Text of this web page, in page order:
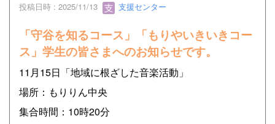
投稿日時 : 2025/11/13 支援センター
「守谷を知るコース」「もりやいきいきコー
ス」学生の皆さまへのお知らせです。
11月15日「地域に根ざした音楽活動」
場所：もりりん中央
集合時間：10時20分